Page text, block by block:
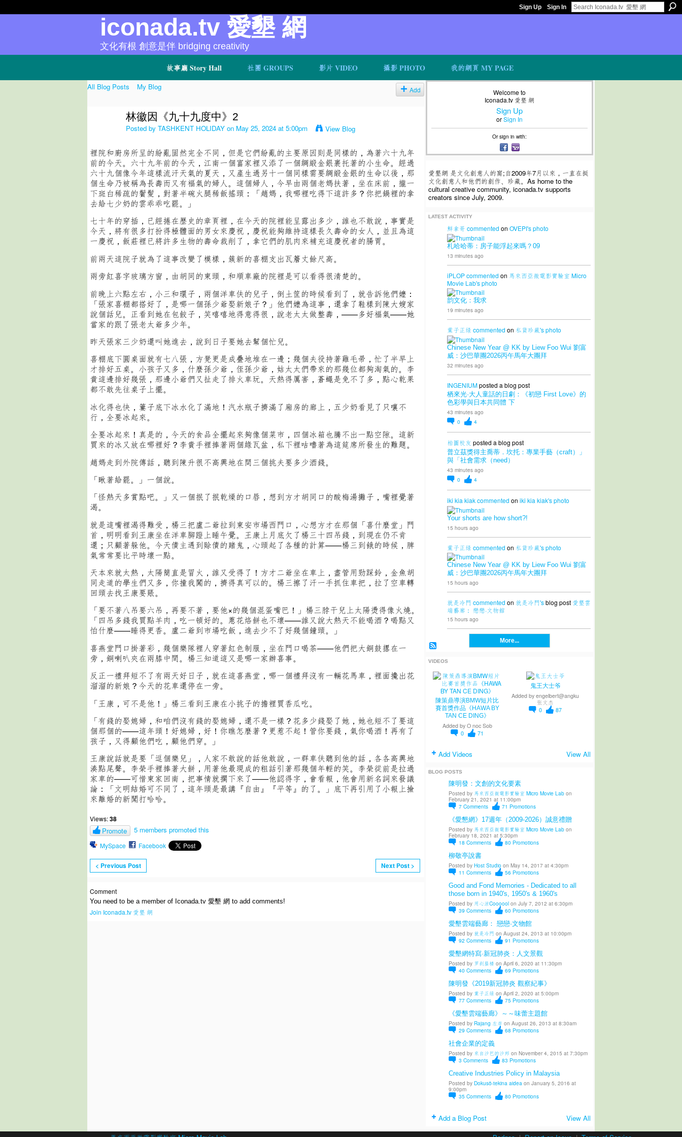
Sign Up Sign In
故事廳 Story Hall 社團 GROUPS 影片 VIDEO 攝影 PHOTO 我的網頁 MY PAGE
iconada.tv 愛墾 網
文化有根 創意是伴 bridging creativity
All Blog Posts My Blog Add
林徽因《九十九度中》2
Posted by TASHKENT HOLIDAY on May 25, 2024 at 5:00pm View Blog
裡院和廚房所呈的紛亂固然完全不同，但是它們紛亂的主要原因則是同樣的，為著六十九年
前的今天。六十九年前的今天，江南一個富家裡又添了一個綢緞金銀裹托著的小生命。經過
六十九個像今年這樣流汗天氣的夏天，又產生過另十一個同樣需要綢緞金銀的生命以後，那
個生命乃被稱為長壽而又有福氣的婦人。這個婦人，今早由兩個老媽扶著，坐在床前，攏一
下斑白稀疏的鬢髮，對著半碗火腿稀飯搖頭：「趙媽，我哪裡吃得下這許多？你把鍋裡的拿
去給七少奶的雲乖乖吃罷。」
七十年的穿插，已經捲在歷史的章頁裡，在今天的院裡能呈露出多少，誰也不敢說，事實是
今天，將有很多打扮得極體面的男女來慶祝，慶祝能夠維持這樣長久壽命的女人，並且為這
一慶祝，飯莊裡已將許多生物的壽命裁削了，拿它們的肌肉來補充這慶祝者的腸胃。
前兩天這院子就為了這事改變了模樣，簇新的喜棚支出瓦簷丈餘尺高。
兩旁紅喜字玻璃方窗，由胡同的東頭，和順車廠的院裡是可以看得很清楚的。
前晚上六點左右，小三和環子，兩個洋車伕的兒子，倒土筐的時候看到了，就告訴他們嬤：
「張家喜棚都搭好了，是哪一個孫少爺娶新娘子？」他們嬤為這事，還拿了鞋樣到陳大嫂家
說個話兒。正看到她在包餃子，笑嘻嘻地得意得很，說老太太做整壽，——多好福氣——她
當家的跟了張老太爺多少年。
昨天張家三少奶還叫她進去，說到日子要她去幫個忙兒。
喜棚底下圓桌面就有七八張，方凳更是成疊地堆在一邊；幾個夫役持著雞毛帚，忙了半早上
才排好五桌。小孩子又多，什麼孫少爺，侄孫少爺，姑太太們帶來的那幾位都夠淘氣的。李
貴這邊排好幾張，那邊小爺們又扯走了排火車玩。天熱得厲害，蒼蠅是免不了多，點心乾果
都不敢先往桌子上擺。
冰化得也快，簍子底下冰水化了滿地！汽水瓶子擠滿了廂房的廊上，五少奶看見了只嚷不
行，全要冰起來。
全要冰起來！真是的，今天的食品全擺起來夠像個菜市，四個冰箱也騰不出一點空隙。這新
買來的冰又放在哪裡好？李貴手裡捧著兩個綠瓦盆，私下裡咕嚕著為這筵席所發生的難題。
趙媽走到外院傳話，聽到陳升很不高興地在問三個挑夫要多少酒錢。
「瞅著給罷。」一個說。
「怪熱天多賞點吧。」又一個抿了抿乾燥的口唇，想到方才胡同口的酸梅湯攤子，嘴裡覺著
渴。
就是這嘴裡渴得難受，楊三把盧二爺拉到東安市場西門口，心想方才在那個「喜什麼堂」門
首，明明看到王康坐在洋車腳蹬上睡午覺。王康上月底欠了楊三十四吊錢，到現在仍不肯
還；只顧著躲他。今天債主遇到賒債的賭鬼，心頭起了各種的計算——楊三到餓的時候，脾
氣常常要比平時壞一點。
天本來就太熱，太陽簡直是冒火，誰又受得了！方才二爺坐在車上，盡管用勁踩鈴，金魚胡
同走道的學生們又多，你撞我闖的，擠得真可以的。楊三擦了汗一手抓住車把，拉了空車轉
回頭去找王康要賬。
「要不著八吊要六吊，再要不著，要他×的幾個混蛋嘴巴！」楊三脖干兒上太陽燙得像火燒。
「四吊多錢我買點羊肉，吃一頓好的。蔥花烙餅也不壞——誰又說大熱天不能喝酒？喝點又
怕什麼——睡得更香。盧二爺到市場吃飯，進去少不了好幾個鐘頭。」
喜燕堂門口掛著彩，幾個樂隊裡人穿著紅色制服，坐在門口喝茶——他們把大銅鼓撂在一
旁，銅喇叭夾在兩膝中間。楊三知道這又是哪一家辦喜事。
反正一禮拜短不了有兩天好日子，就在這喜燕堂，哪一個禮拜沒有一輛花馬車，裡面攙出花
溜溜的新娘？今天的花車還停在一旁。
「王康，可不是他！」楊三看到王康在小挑子的擔裡買香瓜吃。
「有錢的娶媳婦，和咱們沒有錢的娶媳婦，還不是一樣？花多少錢娶了她，她也短不了要這
個那個的——這年頭！好媳婦，好！你瞧怎麼著？更惹不起！管你要錢，氣你喝酒！再有了
孩子，又得顧他們吃，顧他們穿。」
王康說話就是要「逗個樂兒」，人家不敢說的話他敢說，一群車伕聽到他的話，各各高興地
湊點尾聲。李榮手裡捧著大餅，用著他最現成的粗話引著那幾個年輕的笑。李榮從前是拉過
家車的——可惜東家回南，把事情就擱下來了——他認得字，會看報，他會用新名詞來發議
論：「文明結婚可不同了，這年頭是最講『自由』『平等』的了。」底下再引用了小報上撿
來離婚的新聞打哈哈。
Views:38
Promote 5 members promoted this
MySpace Facebook
< Previous Post Next Post >
Comment
You need to be a member of Iconada.tv 愛墾 網 to add comments!
Join Iconada.tv 愛墾 網
Welcome to
Iconada.tv 愛墾 網
Sign Up
orSign In
Or sign in with:
愛墾網 是文化創意人的窩;自2009年7月以來，一直在挺
文化創意人和他們的創作、珍藏。As home to the
cultural creative community, iconada.tv supports
creators since July, 2009.
LATEST ACTIVITY
鮮拿哥 commented on OVEPI'sphoto
札哈哈蒂：房子能浮起來嗎？09
13 minutes ago
iPLOPcommented on 馬來西亞微電影實驗室 Micro
Movie Lab'sphoto
韵文化：我求
19 minutes ago
葉子正绿 commented on 私貨珍藏'sphoto
Chinese New Year @ KK by Liew Foo Wui 劉富
威：沙巴華團2026丙午馬年大團拜
32 minutes ago
INGENIUMposted a blog post
栖來光·大人童話的日劇：《初戀 First Love》的
色彩學與日本共同體 下
43 minutes ago
0
4
柏圖校友 posted a blog post
普立茲獎得主喬蒂．坎托：專業手藝（craft）」
與「社會需求（need）
43 minutes ago
0
4
iki kia kiakcommented on iki kia kiak'sphoto
Your shorts are how short?!
15 hours ago
葉子正绿 commented on 私貨珍藏'sphoto
Chinese New Year @ KK by Liew Foo Wui 劉富
威：沙巴華團2026丙午馬年大團拜
15 hours ago
就是冷門 commented on 就是冷門'sblog post 愛墾雲
端藝廊： 戀戀·文物館
15 hours ago
More...
VIDEOS
陳策鼎導演BMW短片比
賽首獎作品《HAWA BY
TAN CE DING》
Added by O noc Sob
0
71
鬼王大士爷
Added byengelbert@angku
张文杰
0
87
Add Videos View All
BLOG POSTS
陳明發：文創的文化要素
Posted by 馬來西亞微電影實驗室 Micro Movie Labon
February 21, 2021 at 11:00pm
7 Comments 71 Promotions
《愛懇網》17週年（2009-2026）誠意禮贈
Posted by 馬來西亞微電影實驗室 Micro Movie Labon
February 18, 2021 at 5:30pm
18 Comments 80 Promotions
柳敬亭說書
Posted by Host Studioon May 14, 2017 at 4:30pm
11 Comments 56 Promotions
Good and Fond Memories - Dedicated to all
those born in 1940's, 1950's & 1960's
Posted by 用心涼Cooooolon July 7, 2012 at 6:30pm
39 Comments 60 Promotions
愛墾雲端藝廊： 戀戀·文物館
Posted by 就是冷門 on August 24, 2013 at 10:00pm
92 Comments 91 Promotions
愛墾網特寫·新冠肺炎：人文景觀
Posted by 罗刹蜃楼 on April 6, 2020 at 11:30pm
40 Comments 69 Promotions
陳明發《2019新冠肺炎 觀察紀事》
Posted by 葉子正绿 on April 2, 2020 at 5:00pm
77 Comments 75 Promotions
《愛墾雲端藝廊》～～味蕾主題館
Posted by Rajang 左岸 on August 26, 2013 at 8:30am
29 Comments 68 Promotions
社會企業的定義
Posted by 來自沙巴的沙邦 on November 4, 2015 at 7:30pm
3 Comments 83 Promotions
Creative Industries Policy in Malaysia
Posted by Dokusō-tekina aideaon January 5, 2016 at
9:00pm
35 Comments 80 Promotions
Add a Blog Post View All